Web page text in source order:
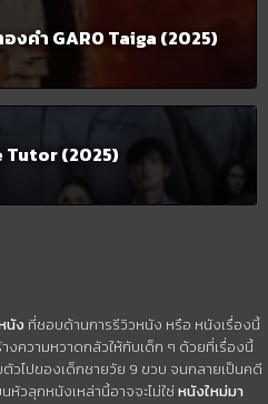
งคำ GARO Taiga (2025)
(2025)
นัง ที่ชอบด้านการรีวิวหนัง หรือ หนังเรื่องนี้
งความหวาดกลัวให้กับเด็ก ๆ ด้วยที่เรื่องนี้
วไปของเด็กชายวัย 9 ขวบ จนกลายเป็นคดี
วลุกหนังเหล่านี้อาจจะไม่ใช่ หนังใหม่มา